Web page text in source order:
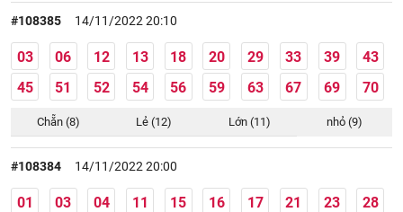
#108385 14/11/2022 20:10
03 06 12 13 18 20 29 33 39
43
45
51 52 54 56 59 63 67 69 70
Chẵn (8) Lẻ (12) Lớn (11) nhỏ (9)
#108384 14/11/2022 20:00
01 03 04 11 15 16 17 21 23
28